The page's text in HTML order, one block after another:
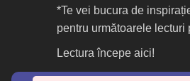
*Te vei bucura de
pentru următoarele lecturi
Lectura începe aici!